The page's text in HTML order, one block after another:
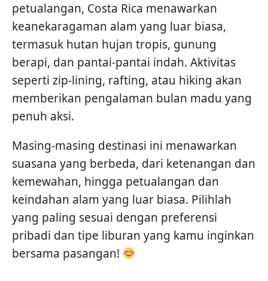
petualangan, Costa Rica menawarkan
keanekaragaman alam yang luar biasa,
termasuk hutan hujan tropis, gunung
berapi, dan pantai-pantai indah. Aktivitas
seperti zip-lining, rafting, atau hiking akan
memberikan pengalaman bulan madu yang
penuh aksi.
Masing-masing destinasi ini menawarkan
suasana yang berbeda, dari ketenangan dan
kemewahan, hingga petualangan dan
keindahan alam yang luar biasa. Pilihlah
yang paling sesuai dengan preferensi
pribadi dan tipe liburan yang kamu inginkan
bersama pasangan!